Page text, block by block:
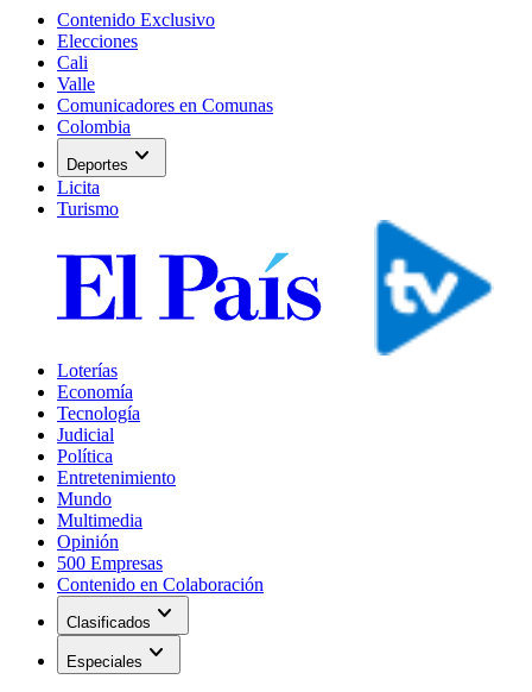
Contenido Exclusivo
Elecciones
Cali
Valle
Comunicadores en Comunas
Colombia
Deportes expand_more
Licita
Turismo
Loterías
Economía
Tecnología
Judicial
Política
Entretenimiento
Mundo
Multimedia
Opinión
500 Empresas
Contenido en Colaboración
Clasificados expand_more
Especiales expand_more